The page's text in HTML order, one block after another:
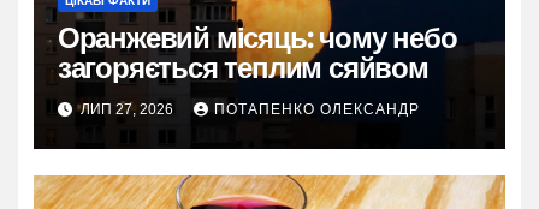
Оранжевий місяць: чому небо
загоряється теплим сяйвом
ЛИП 27, 2026 ПОТАПЕНКО ОЛЕКСАНДР